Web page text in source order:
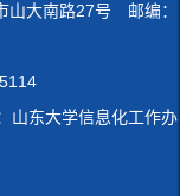
大南路27号 邮编：
东大学信息化工作办